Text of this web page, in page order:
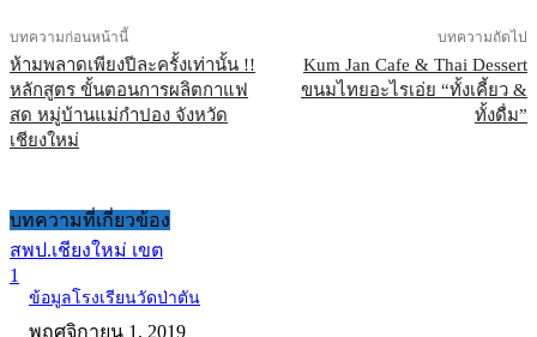
บทความก่อนหน้านี้
ห้ามพลาดเพียงปีละครั้งเท่านั้น !!
หลักสูตร ขั้นตอนการผลิตกาแฟ
สด หมู่บ้านแม่กำปอง จังหวัด
เชียงใหม่
บทความถัดไป
Kum Jan Cafe & Thai Dessert
ขนมไทยอะไรเอ่ย “ทั้งเคี้ยว &
ทั้งดื่ม”
บทความที่เกี่ยวข้อง
สพป.เชียงใหม่ เขต
1
ข้อมูลโรงเรียนวัดป่าตัน
พฤศจิกายน 1, 2019